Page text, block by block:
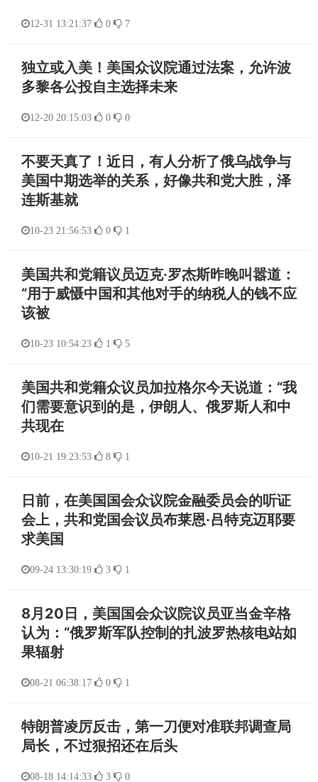
12-31 13:21:37 0 7
独立或入美！美国众议院通过法案，允许波
多黎各公投自主选择未来
12-20 20:15:03 0 0
不要天真了！近日，有人分析了俄乌战争与
美国中期选举的关系，好像共和党大胜，泽
连斯基就
10-23 21:56:53 0 1
美国共和党籍议员迈克·罗杰斯昨晚叫嚣道：
“用于威慑中国和其他对手的纳税人的钱不应
该被
10-23 10:54:23 1 5
美国共和党籍众议员加拉格尔今天说道：“我
们需要意识到的是，伊朗人、俄罗斯人和中
共现在
10-21 19:23:53 8 1
日前，在美国国会众议院金融委员会的听证
会上，共和党国会议员布莱恩·吕特克迈耶要
求美国
09-24 13:30:19 3 1
8月20日，美国国会众议院议员亚当金辛格
认为：“俄罗斯军队控制的扎波罗热核电站如
果辐射
08-21 06:38:17 0 1
特朗普凌厉反击，第一刀便对准联邦调查局
局长，不过狠招还在后头
08-18 14:14:33 3 0